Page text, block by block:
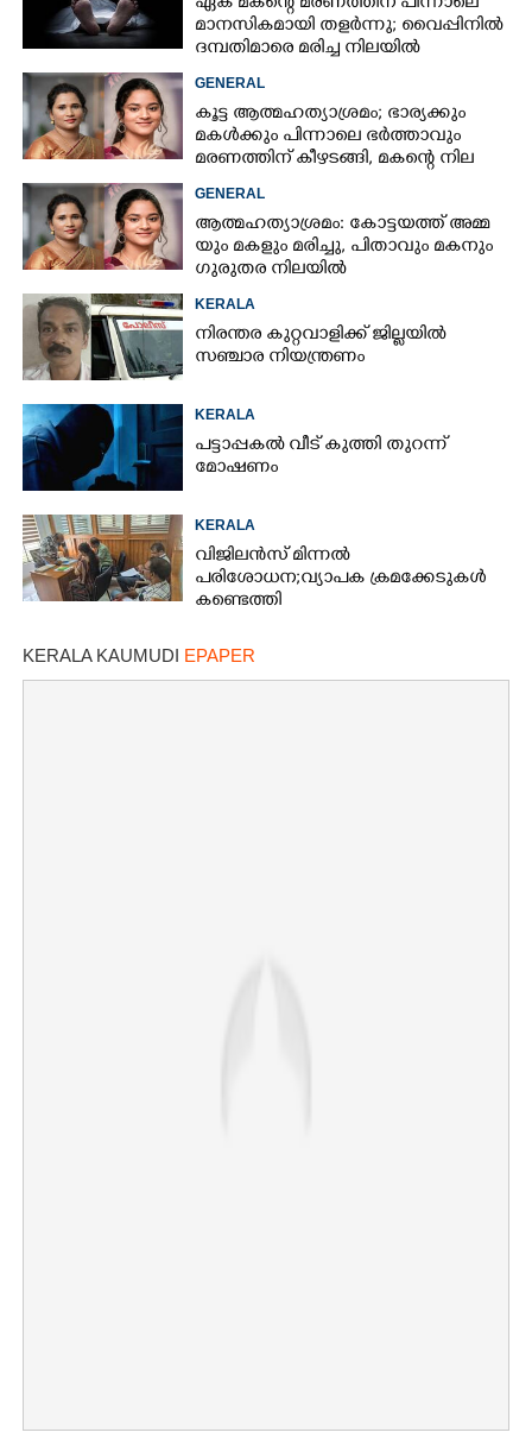
മാനസികമായി തളർന്നു; വൈപ്പിനിൽ
ദമ്പതിമാരെ മരിച്ച നിലയിൽ
GENERAL
കൂട്ട ആത്മഹത്യാശ്രമം; ഭാര്യക്കും
മകൾക്കും പിന്നാലെ ഭർത്താവും
മരണത്തിന് കീഴടങ്ങി, മകന്റെ നില
GENERAL
ആ​ത്മ​ഹ​ത്യാ​ശ്ര​മം​:​ കോട്ടയത്ത് അ​മ്മ​
യും​ ​മ​ക​ളും​ ​മ​രി​ച്ചു, പിതാവും മകനും
ഗുരുതര നിലയിൽ
KERALA
നിരന്തര കുറ്റവാളിക്ക് ജില്ലയിൽ
സഞ്ചാര നിയന്ത്രണം
KERALA
പട്ടാപ്പകൽ വീട് കുത്തി തുറന്ന്
മോഷണം
KERALA
വിജിലൻസ് മിന്നൽ
പരിശോധന; വ്യാപക ക്രമക്കേടുകൾ
കണ്ടെത്തി
KERALA KAUMUDI EPAPER